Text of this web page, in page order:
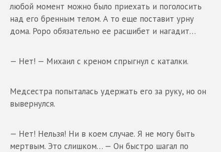
любой момент можно было приехать и поголосить
над его бренным телом. А то еще поставит урну
дома. Роро обязательно ее расшибет и нагадит…
— Нет! — Михаил с креном спрыгнул с каталки.
Медсестра попыталась удержать его за руку, но он
вывернулся.
— Нет! Нельзя! Ни в коем случае. Я не могу быть
мертвым. Это слишком… — Он быстро шагал по